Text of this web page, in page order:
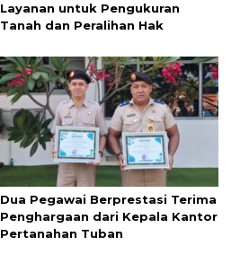
Layanan untuk Pengukuran
Tanah dan Peralihan Hak
Dua Pegawai Berprestasi Terima
Penghargaan dari Kepala Kantor
Pertanahan Tuban